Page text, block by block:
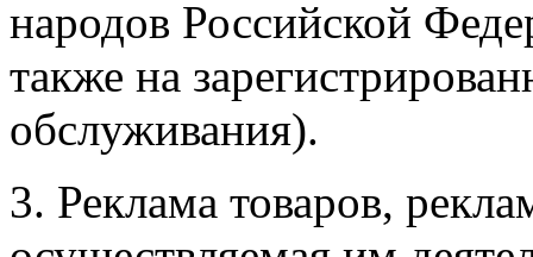
народов Российской
также на
обслуживания).
3. Реклама товаров,